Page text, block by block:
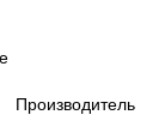
Производитель